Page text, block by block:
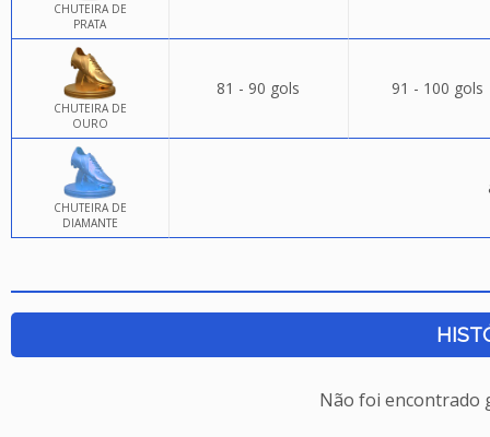
CHUTEIRA DE
PRATA
CHUTEIRA DE
OURO
81 - 90 gols 91 - 100 gols
CHUTEIRA DE
DIAMANTE
Não foi encontrado